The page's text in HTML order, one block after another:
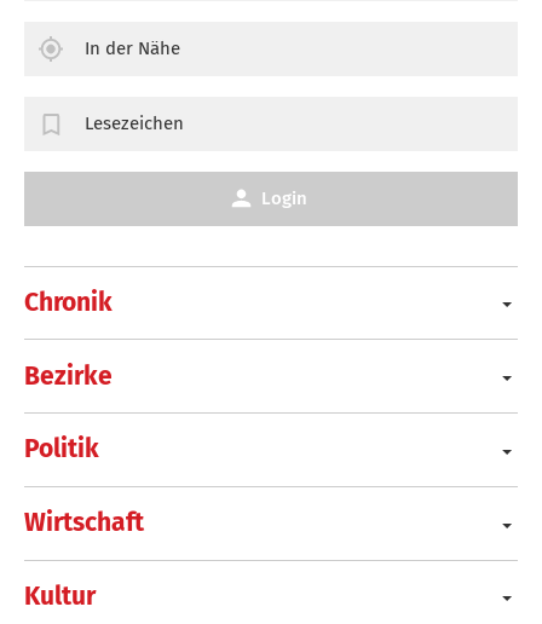
Chronik
Bezirke
Politik
Wirtschaft
Kultur
In der Nähe
Lesezeichen
Login